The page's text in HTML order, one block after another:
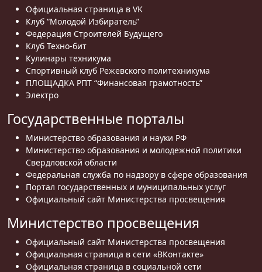
Официальная страница в VK
Клуб “Молодой Избиратель”
Федерация Строителей Будущего
Клуб Техно-бит
Кулинары техникума
Спортивный клуб Режевского политехникума
ПЛОЩАДКА РПТ “Финансовая грамотность”
Электро
Государственные порталы
Министерство образования и науки РФ
Министерство образования и молодежной политики
Свердловской области
Федеральная служба по надзору в сфере образования
Портал государственных и муниципальных услуг
Официальный сайт Министерства просвещения
Министерство просвещения
Официальный сайт Министерства просвещения
Официальная страница в сети «ВКонтакте»
Официальная страница в социальной сети